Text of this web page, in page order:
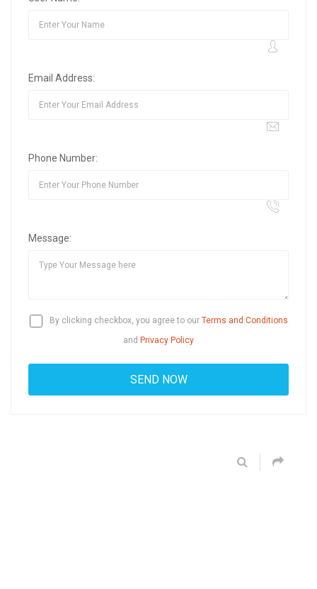
Email Address:
Phone Number:
Message:
By clicking checkbox, you agree to our Terms and Conditions
and Privacy Policy